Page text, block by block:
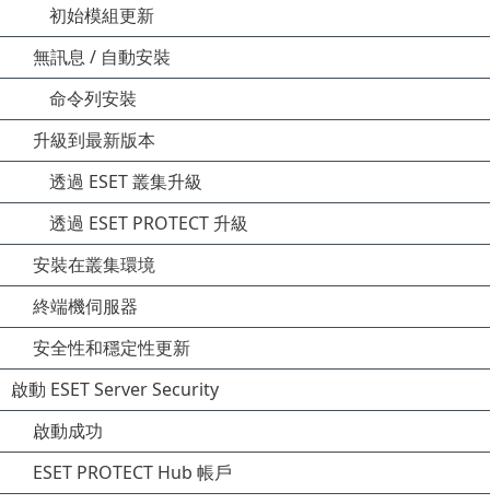
初始模組更新
無訊息 / 自動安裝
命令列安裝
升級到最新版本
透過 ESET 叢集升級
透過 ESET PROTECT 升級
安裝在叢集環境
終端機伺服器
安全性和穩定性更新
啟動 ESET Server Security
啟動成功
ESET PROTECT Hub 帳戶